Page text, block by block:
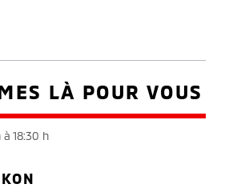
LÀ POUR VOUS
18:30 h